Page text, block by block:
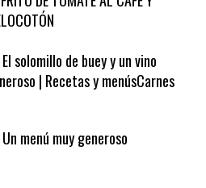
CRUNCH WRAP SUPREME CON
DE TOMATE AL CAFÉ Y
El solomillo de buey y un vino